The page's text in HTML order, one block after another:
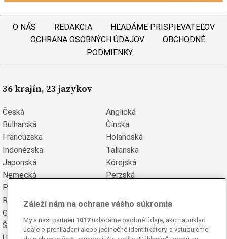
O NÁS REDAKCIA
HĽADÁME PRISPIEVATEĽOV
OCHRANA OSOBNÝCH ÚDAJOV
OBCHODNÉ
PODMIENKY
36 krajín, 23 jazykov
Česká
Anglická
Bulharská
Čínska
Francúzska
Holandská
Indonézska
Talianska
Japonská
Kórejská
Nemecká
Perzská
Poľská
Rumunská
Ruská
Grécka
Švédska
Turecká
Záleží nám na ochrane vášho súkromia
My a naši partneri 1017ukladáme osobné údaje, ako napríklad
údaje o prehliadaní alebo jedinečné identifikátory, a vstupujeme